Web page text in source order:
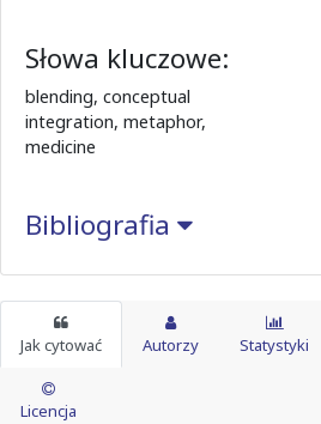
Słowa kluczowe:
blending, conceptual
integration, metaphor,
medicine
Bibliografia
Jak cytować Autorzy Statystyki
Licencja